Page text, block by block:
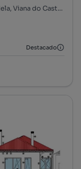
Santa Maria Maior e Monserrate e Meadela, Viana do Castelo, Viana do Castelo
Destacado